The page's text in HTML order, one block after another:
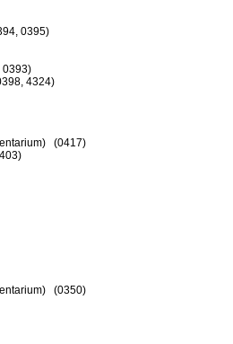
0395)
0393)
4324)
(0417)
(0350)